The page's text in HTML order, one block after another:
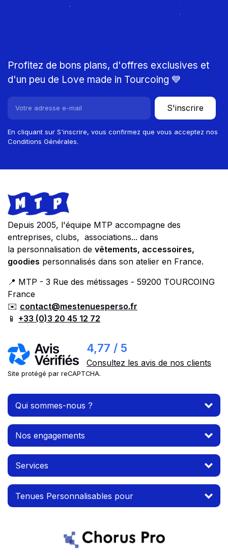
Rejoignez le Club
Profitez de bons plans, d'offres exclusives et
d'un peu de Love made in Tourcoing 💙
S'inscrire
En cliquant sur S'inscrire, vous confirmez que vous acceptez nos
Conditions Générales.
Footer
Store information
Depuis 2005, l'équipe MTP accompagne des
entreprises, clubs, associations... dans
la personnalisation de vêtements, accessoires,
goodies personnalisés dans son atelier en France.
📍 MTP - 3 Rue des métissages - 59200 TOURCOING
France
✉️ contact@mestenuesperso.fr
📱 +33 (0)3 20 45 12 72
4,77 / 5
Consultez les avis de nos clients
Site protégé par reCAPTCHA.
Qui sommes-nous ?
Nos engagements
Services
Tenues Personnalisables pour